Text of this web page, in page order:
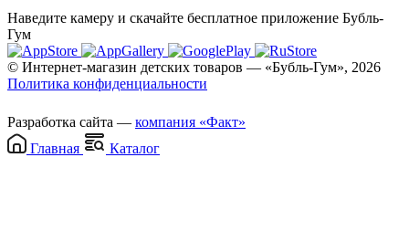
Наведите камеру и скачайте бесплатное приложение Бубль-
Гум
© Интернет-магазин детских товаров — «Бубль-Гум», 2026
Политика конфиденциальности
Разработка сайта — компания «Факт»
Главная
Каталог